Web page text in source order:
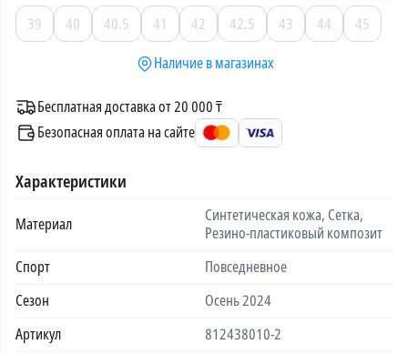
39 40 40.5 41 42 42.5 43 44
45
Наличие в магазинах
Бесплатная доставка от 20 000 ₸
Безопасная оплата на сайте
Характеристики
Материал
Синтетическая кожа, Сетка,
Резино-пластиковый композит
Спорт
Повседневное
Сезон
Осень 2024
Артикул
812438010-2